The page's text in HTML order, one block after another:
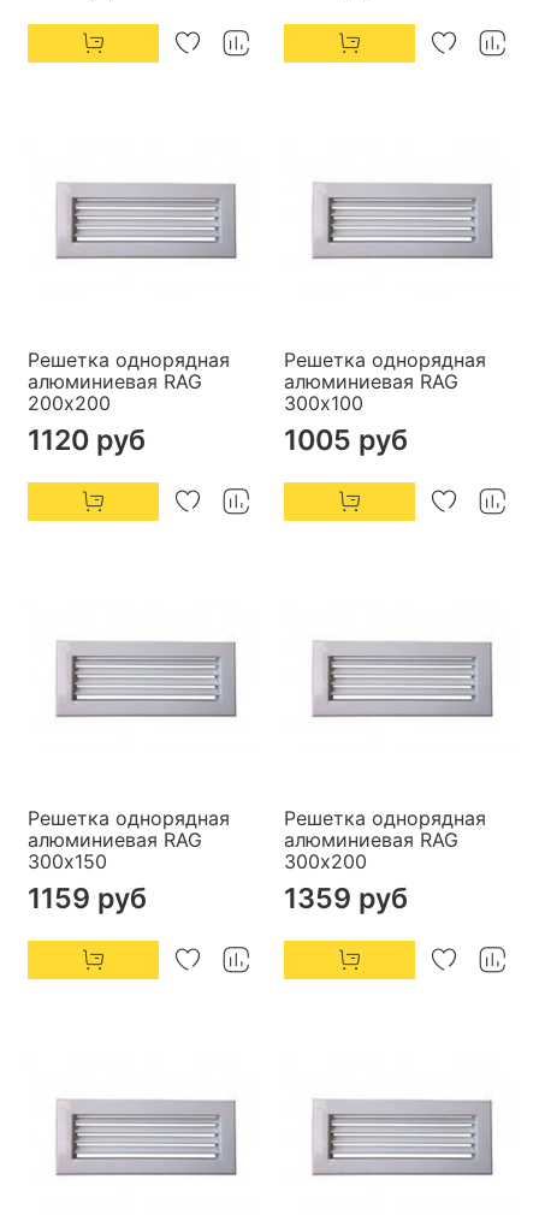
Решетка однорядная
алюминиевая RAG
200х200
1120 руб
Решетка однорядная
алюминиевая RAG
300х100
1005 руб
Решетка однорядная
алюминиевая RAG
300х150
1159 руб
Решетка однорядная
алюминиевая RAG
300х200
1359 руб